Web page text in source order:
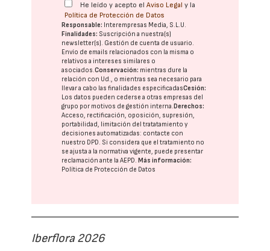
He leído y acepto elAviso Legal y la
Política de Protección de Datos
Responsable: Interempresas Media, S.L.U.
Finalidades: Suscripción a nuestra(s)
newsletter(s). Gestión de cuenta de usuario.
Envío de emails relacionados con la misma o
relativos a intereses similares o
asociados.Conservación: mientras dure la
relación con Ud., o mientras sea necesario para
llevar a cabo las finalidades especificadasCesión:
Los datos pueden cederse a otras empresas del
grupo por motivos de gestión interna. Derechos:
Acceso, rectificación, oposición, supresión,
portabilidad, limitación del tratatamiento y
decisiones automatizadas: contacte con
nuestro DPD. Si considera que el tratamiento no
se ajusta a la normativa vigente, puede presentar
reclamación ante laAEPD. Más información:
Política de Protección de Datos
Iberflora 2026